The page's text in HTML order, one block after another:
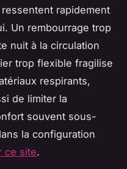
rapidement
Un rembourrage trop
nuit à la circulation
trop flexible fragilise
respirants,
de limiter la
souvent sous-
la configuration
ce site.